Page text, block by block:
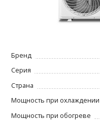
Бренд
Серия
Страна
Мощность при охлаждении
Мощность при обогреве